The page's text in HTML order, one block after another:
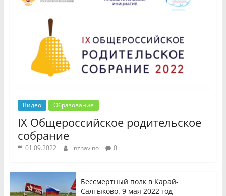
Видео Образование
IX Общероссийское родительское
собрание
01.09.2022 inzhavino 0
Бессмертный полк в Карай-
Салтыково. 9 мая 2022 год